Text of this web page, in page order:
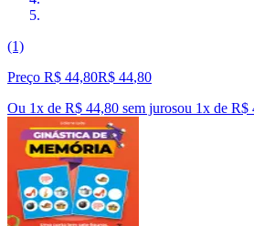
(1)
Preço R$ 44,80R$ 44,80
Ou 1x de R$ 44,80 sem jurosou 1x de R$